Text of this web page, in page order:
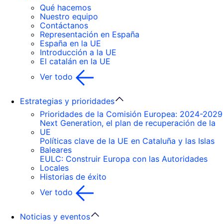
Qué hacemos
Nuestro equipo
Contáctanos
Representación en España
España en la UE
Introducción a la UE
El catalán en la UE
Ver todo
Estrategias y prioridades
Prioridades de la Comisión Europea: 2024-2029
Next Generation, el plan de recuperación de la
UE
Políticas clave de la UE en Cataluña y las Islas
Baleares
EULC: Construir Europa con las Autoridades
Locales
Historias de éxito
Ver todo
Noticias y eventos